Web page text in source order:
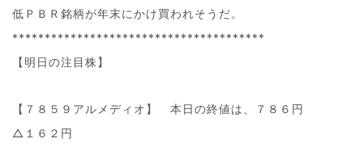
低ＰＢＲ銘柄が年末にかけ買われそうだ。
***************************************
【明日の注目株】
【７８５９アルメディオ】 本日の終値は、７８６円
△１６２円